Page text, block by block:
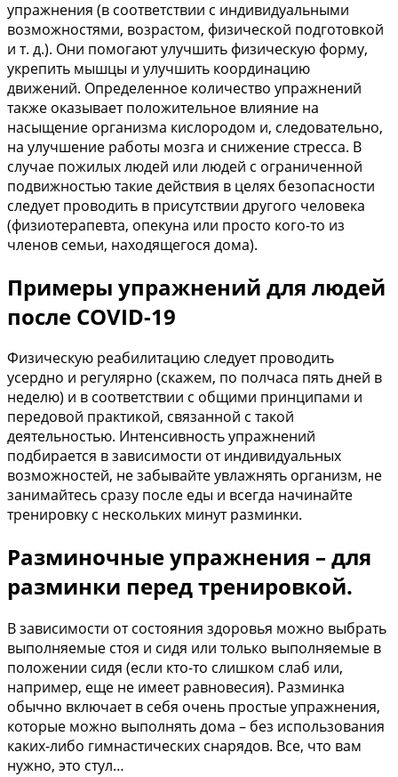
упражнения (в соответствии с индивидуальными
возможностями, возрастом, физической подготовкой
и т. д.). Они помогают улучшить физическую форму,
укрепить мышцы и улучшить координацию
движений. Определенное количество упражнений
также оказывает положительное влияние на
насыщение организма кислородом и, следовательно,
на улучшение работы мозга и снижение стресса. В
случае пожилых людей или людей с ограниченной
подвижностью такие действия в целях безопасности
следует проводить в присутствии другого человека
(физиотерапевта, опекуна или просто кого-то из
членов семьи, находящегося дома).
Примеры упражнений для людей
после COVID-19
Физическую реабилитацию следует проводить
усердно и регулярно (скажем, по полчаса пять дней в
неделю) и в соответствии с общими принципами и
передовой практикой, связанной с такой
деятельностью. Интенсивность упражнений
подбирается в зависимости от индивидуальных
возможностей, не забывайте увлажнять организм, не
занимайтесь сразу после еды и всегда начинайте
тренировку с нескольких минут разминки.
Разминочные упражнения – для
разминки перед тренировкой.
В зависимости от состояния здоровья можно выбрать
выполняемые стоя и сидя или только выполняемые в
положении сидя (если кто-то слишком слаб или,
например, еще не имеет равновесия). Разминка
обычно включает в себя очень простые упражнения,
которые можно выполнять дома – без использования
каких-либо гимнастических снарядов. Все, что вам
нужно, это стул…